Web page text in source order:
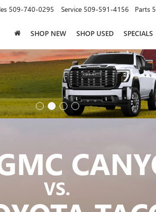
509-740-0295 Service 509-591-4156 Parts
SHOP NEW SHOP USED SPECIALS
VS.